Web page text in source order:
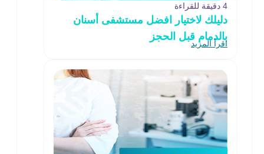
4 دقيقة للقراءة
دليلك لاختيار افضل مستشفى أسنان
بالدمام قبل الحجز
اقرأ المزيد